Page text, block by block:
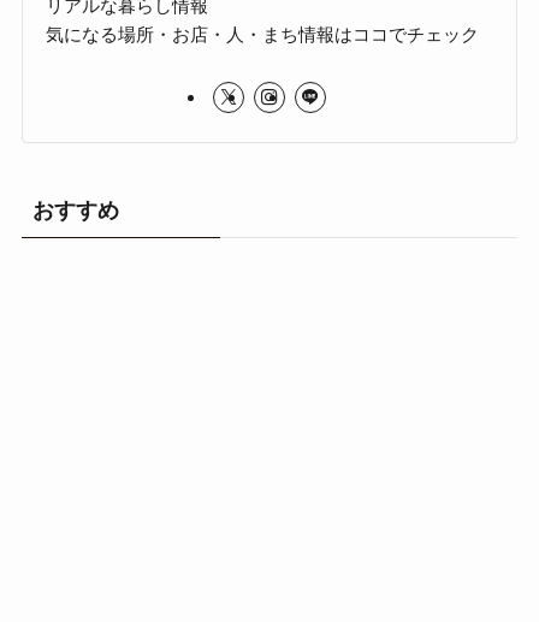
リアルな暮らし情報
気になる場所・お店・人・まち情報はココでチェック
おすすめ